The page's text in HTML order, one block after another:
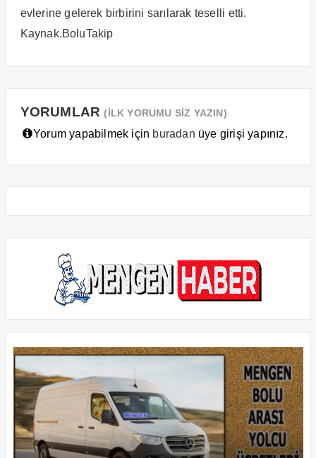
evlerine gelerek birbirini sarılarak teselli etti.
Kaynak.BoluTakip
YORUMLAR(İLK YORUMU SİZ YAZIN)
Yorum yapabilmek için buradan üye girişi yapınız.